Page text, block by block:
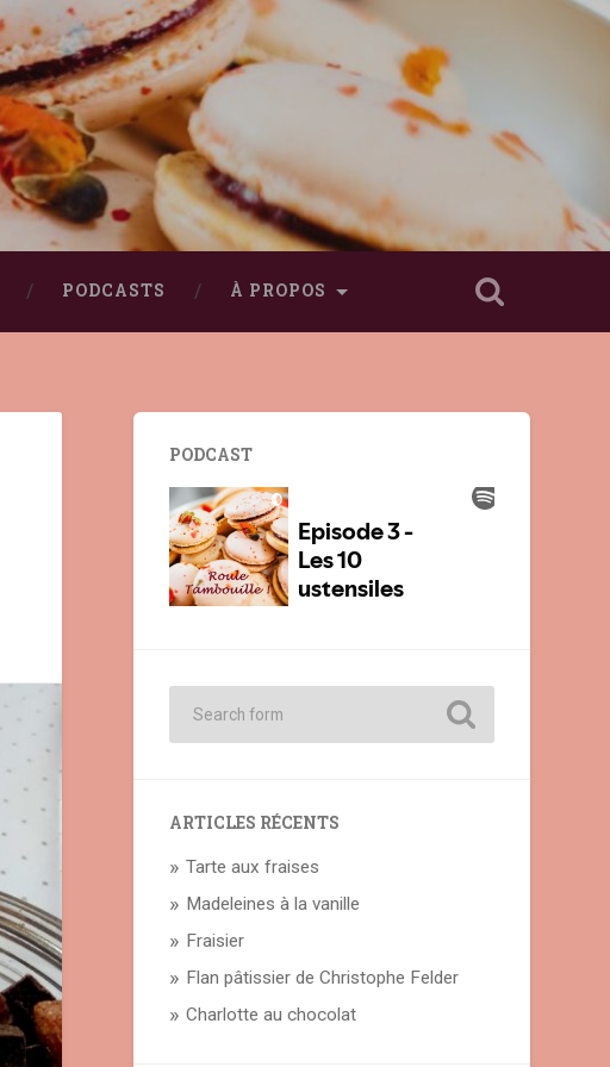
PODCASTS À PROPOS
PODCAST
ARTICLES RÉCENTS
Tarte aux fraises
Madeleines à la vanille
Fraisier
Flan pâtissier de Christophe Felder
Charlotte au chocolat